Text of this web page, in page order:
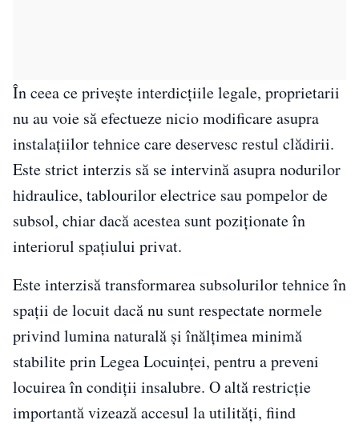
În ceea ce privește interdicțiile legale, proprietarii
nu au voie să efectueze nicio modificare asupra
instalațiilor tehnice care deservesc restul clădirii.
Este strict interzis să se intervină asupra nodurilor
hidraulice, tablourilor electrice sau pompelor de
subsol, chiar dacă acestea sunt poziționate în
interiorul spațiului privat.
Este interzisă transformarea subsolurilor tehnice în
spații de locuit dacă nu sunt respectate normele
privind lumina naturală și înălțimea minimă
stabilite prin Legea Locuinței, pentru a preveni
locuirea în condiții insalubre. O altă restricție
importantă vizează accesul la utilități, fiind